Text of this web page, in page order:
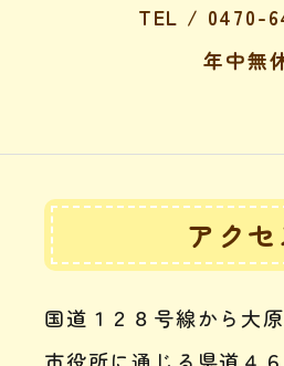
TEL / 0470-
年中無
アクセ
国道１２８号線から大
市役所に通じる県道４